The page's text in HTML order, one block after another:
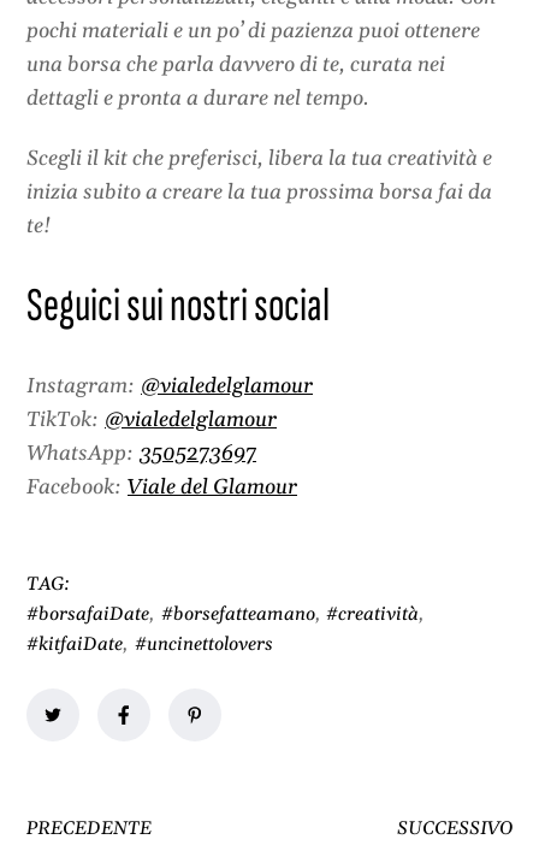
pochi materiali e un po’ di pazienza puoi ottenere
una borsa che parla davvero di te, curata nei
dettagli e pronta a durare nel tempo.
Scegli il kit che preferisci, libera la tua creatività e
inizia subito a creare la tua prossima borsa fai da
te!
Seguici sui nostri social
Instagram: @vialedelglamour
TikTok: @vialedelglamour
WhatsApp:3505273697
Facebook: Viale del Glamour
TAG:
#borsafaiDate, #borsefatteamano, #creatività,
#kitfaiDate, #uncinettolovers
PRECEDENTE SUCCESSIVO